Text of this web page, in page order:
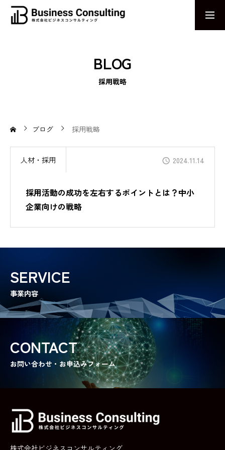
企業の課題解決に終わりはない
AIワークハックCAMP
求人AIナビ
拡散力と求心力に長けた求人サービス
中小企業の管理者・従業員向けの実践的労務研修プログラム
ハタコレladies
中卒・若年女性向けの就職支援サービス
ハタコレmens
中卒・若年男性向けの就職支援サービス
RECRUIT
成長と挑戦の舞台はここに。
情報を武器に、未来を切り拓く
BLOG
採用戦略
ブログ 採用戦略
人材・採用 2024.11.14
採用活動の成功を左右するポイントとは？中小
企業向けの戦略
SERVICE
事業内容
CONTACT
お問い合わせ・お申込みフォーム
株式会社ビジネスコンサルティング